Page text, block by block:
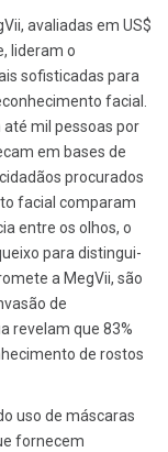
avaliadas em US$
lideram o
sofisticadas para
facial.
mil pessoas por
em bases de
procurados
facial comparam
entre os olhos, o
para distingui-
a MegVii, são
de
revelam que 83%
de rostos
uso de máscaras
fornecem